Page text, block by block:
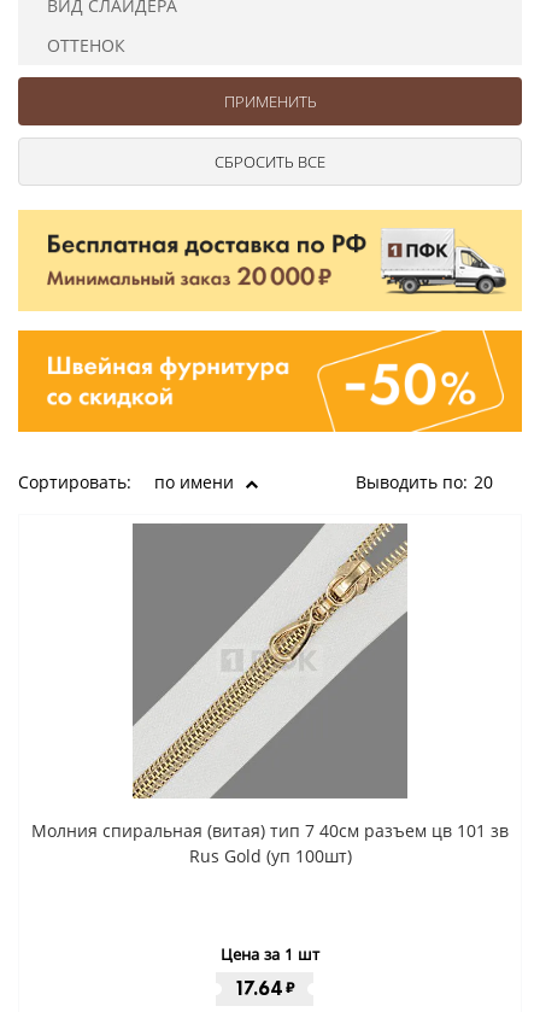
ВИД СЛАЙДЕРА
ОТТЕНОК
Сортировать: по имени Выводить по: 20
Молния спиральная (витая) тип 7 40см разъем цв 101 зв
Rus Gold (уп 100шт)
Цена за 1 шт
17.64 ₽
Ушковые
Шторные
Цепочки шарики с замком
Ткани
Шнуры
Элементы декора